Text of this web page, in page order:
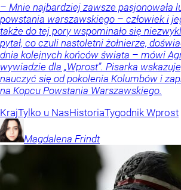
– Mnie najbardziej zawsze pasjonowała
powstania warszawskiego – człowiek i
także do tej pory wspominało się
pytał, co czuli nastoletni żołnierze,
dnia kolejnych końców świata – mówi
wywiadzie dla „Wprost”. Pisarka
nauczyć się od pokolenia Kolumbów i
na Kopcu Powstania Warszawskiego.
KrajTylko u NasHistoriaTygodnik Wprost
Magdalena Frindt